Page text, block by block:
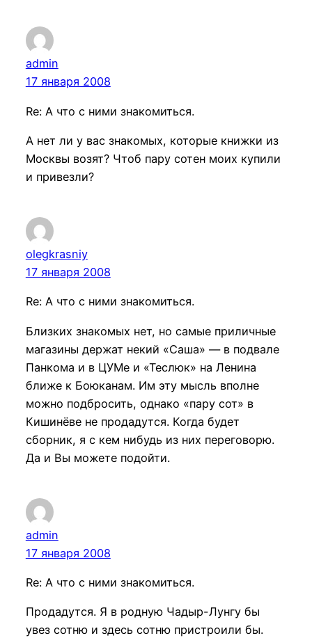
admin
17 января 2008
Re: А что с ними знакомиться.
А нет ли у вас знакомых, которые книжки из
Москвы возят? Чтоб пару сотен моих купили
и привезли?
olegkrasniy
17 января 2008
Re: А что с ними знакомиться.
Близких знакомых нет, но самые приличные
магазины держат некий «Саша» — в подвале
Панкома и в ЦУМе и «Теслюк» на Ленина
ближе к Боюканам. Им эту мысль вполне
можно подбросить, однако «пару сот» в
Кишинёве не продадутся. Когда будет
сборник, я с кем нибудь из них переговорю.
Да и Вы можете подойти.
admin
17 января 2008
Re: А что с ними знакомиться.
Продадутся. Я в родную Чадыр-Лунгу бы
увез сотню и здесь сотню пристроили бы.